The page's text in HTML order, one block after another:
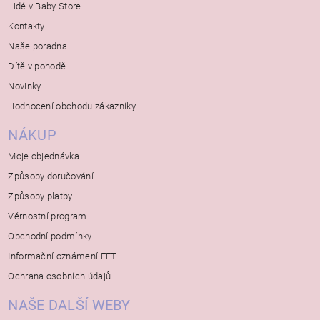
Lidé v Baby Store
Kontakty
Naše poradna
Dítě v pohodě
Novinky
Hodnocení obchodu zákazníky
NÁKUP
Moje objednávka
Způsoby doručování
Způsoby platby
Věrnostní program
Obchodní podmínky
Informační oznámení EET
Ochrana osobních údajů
NAŠE DALŠÍ WEBY